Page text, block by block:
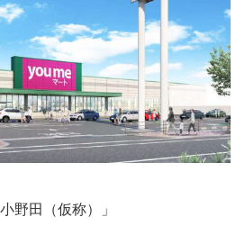
野田（仮称）」